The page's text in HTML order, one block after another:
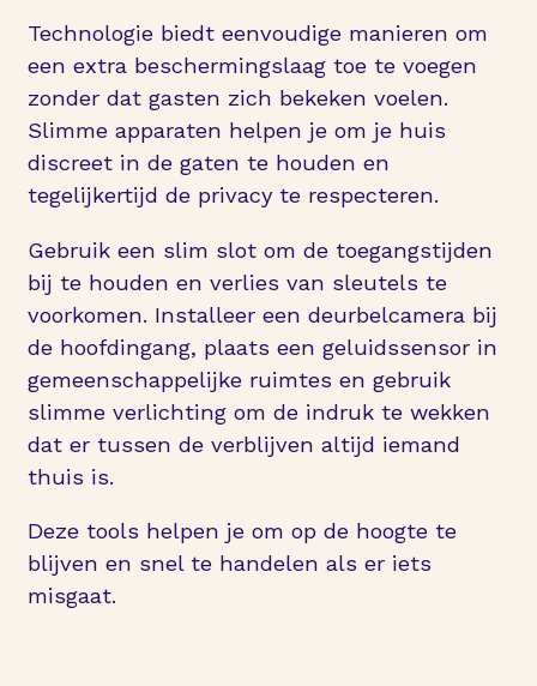
Technologie biedt eenvoudige manieren om
een extra beschermingslaag toe te voegen
zonder dat gasten zich bekeken voelen.
Slimme apparaten helpen je om je huis
discreet in de gaten te houden en
tegelijkertijd de privacy te respecteren.
Gebruik een slim slot om de toegangstijden
bij te houden en verlies van sleutels te
voorkomen. Installeer een deurbelcamera bij
de hoofdingang, plaats een geluidssensor in
gemeenschappelijke ruimtes en gebruik
slimme verlichting om de indruk te wekken
dat er tussen de verblijven altijd iemand
thuis is.
Deze tools helpen je om op de hoogte te
blijven en snel te handelen als er iets
misgaat.